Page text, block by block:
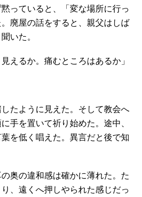
っていると、「変な場所に行っ
廃屋の話をすると、親父はしば
いた。
えるか。痛むところはあるか」
たように見えた。そして教会へ
手を置いて祈り始めた。途中、
を低く唱えた。異言だと後で知
奥の違和感は確かに薄れた。た
、遠くへ押しやられた感じだっ